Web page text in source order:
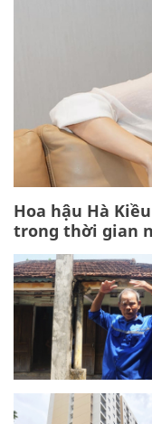
Hoa hậu Hà
trong thời gian